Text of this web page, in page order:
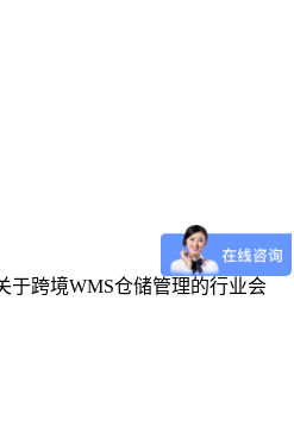
于跨境WMS仓储管理的行业会